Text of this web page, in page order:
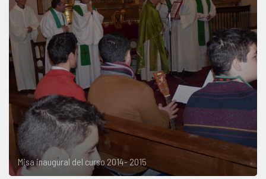
Misa inaugural del curso 2014- 2015